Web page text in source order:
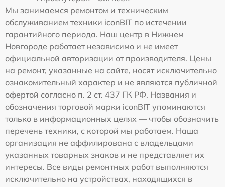
Мы занимаемся ремонтом и техническим
обслуживанием техники iconBIT по истечении
гарантийного периода. Наш центр в Нижнем
Новгороде работает независимо и не имеет
официальной авторизации от производителя. Цены
на ремонт, указанные на сайте, носят исключительно
ознакомительный характер и не являются публичной
офертой согласно п. 2 ст. 437 ГК РФ. Названия и
обозначения торговой марки iconBIT упоминаются
только в информационных целях — чтобы обозначить
перечень техники, с которой мы работаем. Наша
организация не аффилирована с владельцами
указанных товарных знаков и не представляет их
интересы. Все виды ремонтных работ выполняются
исключительно на устройствах, находящихся в